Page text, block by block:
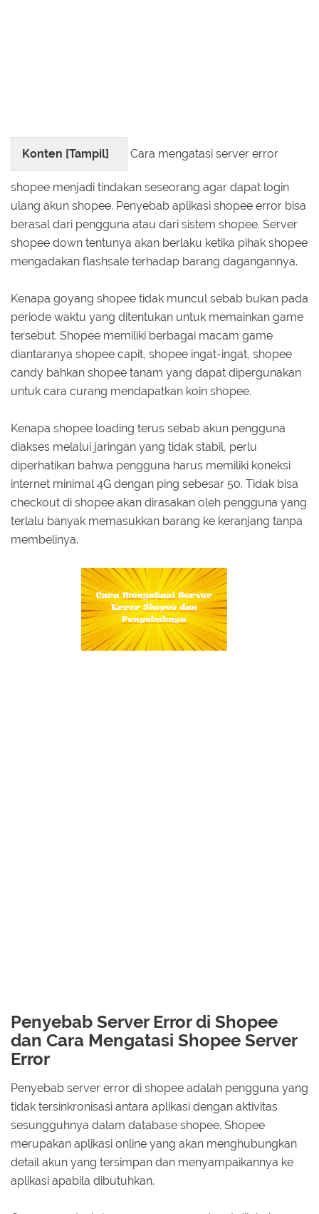
Konten [Tampil] Cara mengatasi server error
shopee menjadi tindakan seseorang agar dapat login
ulang akun shopee. Penyebab aplikasi shopee error bisa
berasal dari pengguna atau dari sistem shopee. Server
shopee down tentunya akan berlaku ketika pihak shopee
mengadakan flashsale terhadap barang dagangannya.
Kenapa goyang shopee tidak muncul sebab bukan pada
periode waktu yang ditentukan untuk memainkan game
tersebut. Shopee memiliki berbagai macam game
diantaranya shopee capit, shopee ingat-ingat, shopee
candy bahkan shopee tanam yang dapat dipergunakan
untuk cara curang mendapatkan koin shopee.
Kenapa shopee loading terus sebab akun pengguna
diakses melalui jaringan yang tidak stabil, perlu
diperhatikan bahwa pengguna harus memiliki koneksi
internet minimal 4G dengan ping sebesar 50. Tidak bisa
checkout di shopee akan dirasakan oleh pengguna yang
terlalu banyak memasukkan barang ke keranjang tanpa
membelinya.
Penyebab Server Error di Shopee
dan Cara Mengatasi Shopee Server
Error
Penyebab server error di shopee adalah pengguna yang
tidak tersinkronisasi antara aplikasi dengan aktivitas
sesungguhnya dalam database shopee. Shopee
merupakan aplikasi online yang akan menghubungkan
detail akun yang tersimpan dan menyampaikannya ke
aplikasi apabila dibutuhkan.